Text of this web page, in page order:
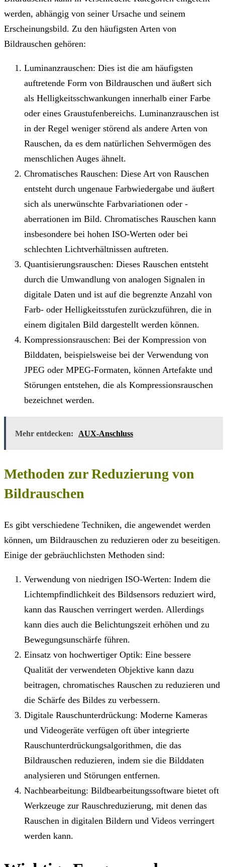
werden, abhängig von seiner Ursache und seinem
Erscheinungsbild. Zu den häufigsten Arten von
Bildrauschen gehören:
Luminanzrauschen: Dies ist die am häufigsten
auftretende Form von Bildrauschen und äußert sich
als Helligkeitsschwankungen innerhalb einer Farbe
oder eines Graustufenbereichs. Luminanzrauschen ist
in der Regel weniger störend als andere Arten von
Rauschen, da es dem natürlichen Sehvermögen des
menschlichen Auges ähnelt.
Chromatisches Rauschen: Diese Art von Rauschen
entsteht durch ungenaue Farbwiedergabe und äußert
sich als unerwünschte Farbvariationen oder -
aberrationen im Bild. Chromatisches Rauschen kann
insbesondere bei hohen ISO-Werten oder bei
schlechten Lichtverhältnissen auftreten.
Quantisierungsrauschen: Dieses Rauschen entsteht
durch die Umwandlung von analogen Signalen in
digitale Daten und ist auf die begrenzte Anzahl von
Farb- oder Helligkeitsstufen zurückzuführen, die in
einem digitalen Bild dargestellt werden können.
Kompressionsrauschen: Bei der Kompression von
Bilddaten, beispielsweise bei der Verwendung von
JPEG oder MPEG-Formaten, können Artefakte und
Störungen entstehen, die als Kompressionsrauschen
bezeichnet werden.
Mehr entdecken: AUX-Anschluss
Methoden zur Reduzierung von
Bildrauschen
Es gibt verschiedene Techniken, die angewendet werden
können, um Bildrauschen zu reduzieren oder zu beseitigen.
Einige der gebräuchlichsten Methoden sind:
Verwendung von niedrigen ISO-Werten: Indem die
Lichtempfindlichkeit des Bildsensors reduziert wird,
kann das Rauschen verringert werden. Allerdings
kann dies auch die Belichtungszeit erhöhen und zu
Bewegungsunschärfe führen.
Einsatz von hochwertiger Optik: Eine bessere
Qualität der verwendeten Objektive kann dazu
beitragen, chromatisches Rauschen zu reduzieren und
die Schärfe des Bildes zu verbessern.
Digitale Rauschunterdrückung: Moderne Kameras
und Videogeräte verfügen oft über integrierte
Rauschunterdrückungsalgorithmen, die das
Bildrauschen reduzieren, indem sie die Bilddaten
analysieren und Störungen entfernen.
Nachbearbeitung: Bildbearbeitungssoftware bietet oft
Werkzeuge zur Rauschreduzierung, mit denen das
Rauschen in digitalen Bildern und Videos verringert
werden kann.